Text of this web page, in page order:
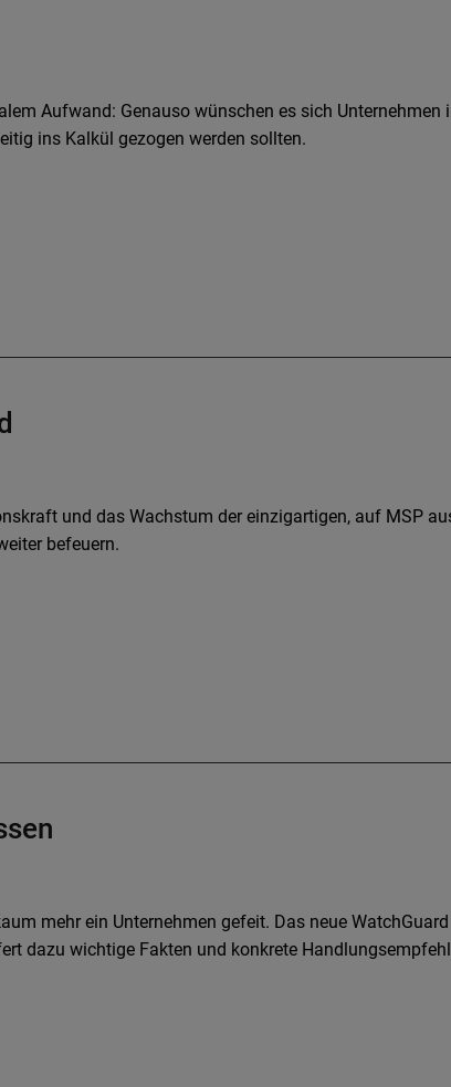
Aufwand: Genauso wünschen es sich Unternehmen
ins Kalkül gezogen werden sollten.
und das Wachstum der einzigartigen, auf MSP
befeuern.
mehr ein Unternehmen gefeit. Das neue
dazu wichtige Fakten und konkrete